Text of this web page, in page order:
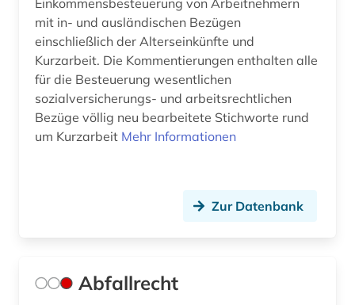
außenhandel (1)
außenpolitik (4)
außenwirtschaft (1)
außenwirtschaftsrecht (3)
baden-württemberg (11)
Einkommensbesteuerung von Arbeitnehmern
mit in- und ausländischen Bezügen
einschließlich der Alterseinkünfte und
Kurzarbeit. Die Kommentierungen enthalten alle
für die Besteuerung wesentlichen
sozialversicherungs- und arbeitsrechtlichen
Bezüge völlig neu bearbeitete Stichworte rund
um Kurzarbeit Mehr Informationen
Zur Datenbank
Abfallrecht